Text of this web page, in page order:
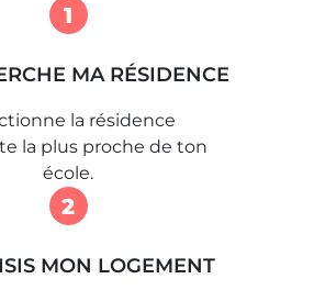
1
MA RÉSIDENCE
la résidence
la plus proche de ton
école.
2
MON LOGEMENT